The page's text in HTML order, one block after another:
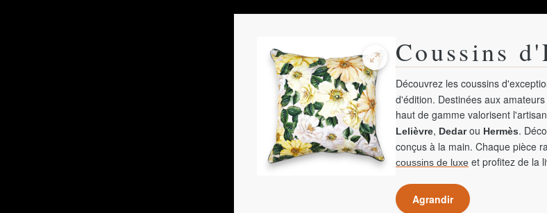
Coussins
Découvrez les coussins
d'édition. Destinées aux
haut de gamme valorisent
Lelièvre, Dedarou Hermès.
conçus à la main. Chaque pièce
coussins de luxe et profitez de la
Agrandir